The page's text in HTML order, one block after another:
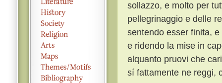
sollazzo, e molto per
pellegrinaggio e delle
sentendo esser finita,
e ridendo la mise in
alquanto pruovi che
sí fattamente ne reggi,